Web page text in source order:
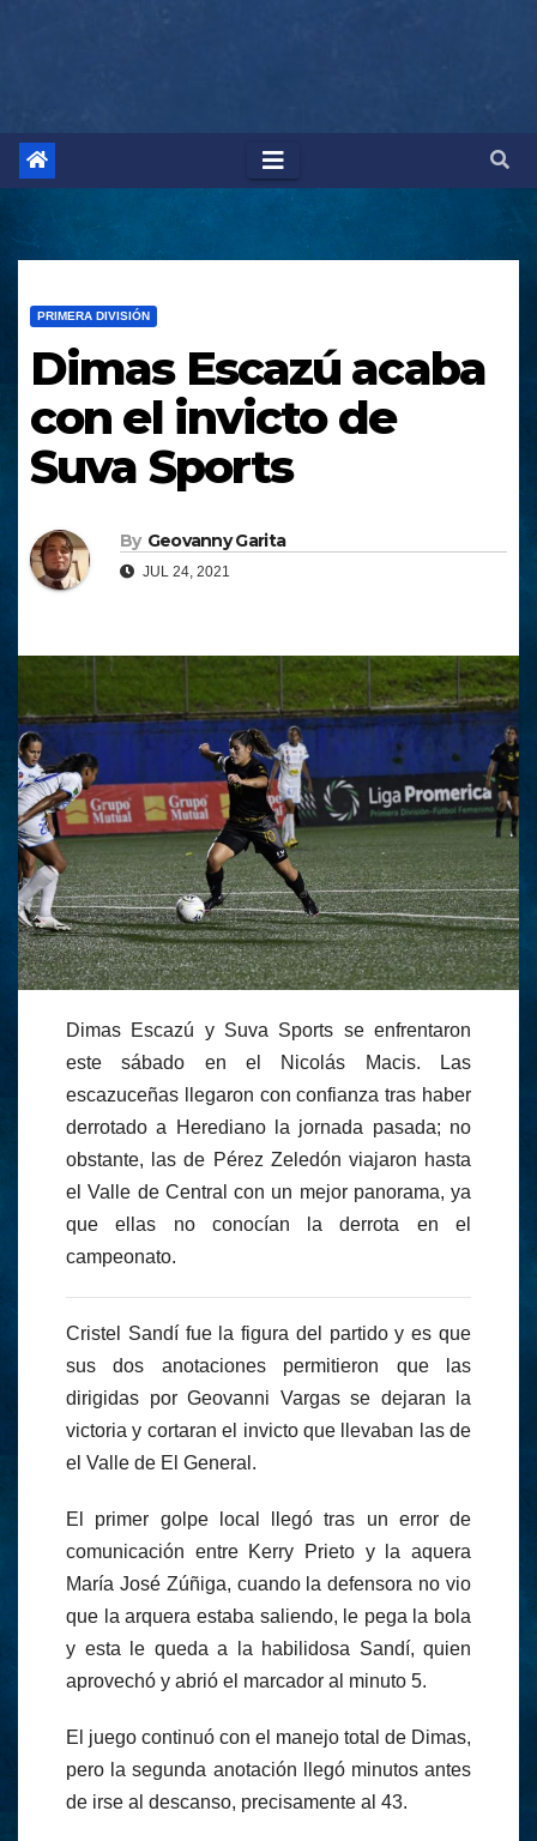
PRIMERA DIVISIÓN
Dimas Escazú acaba
con el invicto de
Suva Sports
By Geovanny Garita
JUL 24, 2021
Dimas Escazú y Suva Sports se enfrentaron
este sábado en el Nicolás Macis. Las
escazuceñas llegaron con confianza tras haber
derrotado a Herediano la jornada pasada; no
obstante, las de Pérez Zeledón viajaron hasta
el Valle de Central con un mejor panorama, ya
que ellas no conocían la derrota en el
campeonato.
Cristel Sandí fue la figura del partido y es que
sus dos anotaciones permitieron que las
dirigidas por Geovanni Vargas se dejaran la
victoria y cortaran el invicto que llevaban las de
el Valle de El General.
El primer golpe local llegó tras un error de
comunicación entre Kerry Prieto y la aquera
María José Zúñiga, cuando la defensora no vio
que la arquera estaba saliendo, le pega la bola
y esta le queda a la habilidosa Sandí, quien
aprovechó y abrió el marcador al minuto 5.
El juego continuó con el manejo total de Dimas,
pero la segunda anotación llegó minutos antes
de irse al descanso, precisamente al 43.